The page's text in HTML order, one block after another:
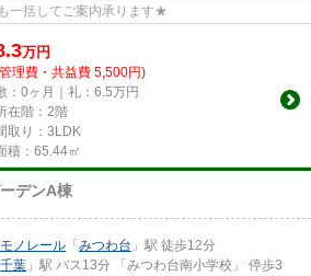
一括してご案内承ります★
万円
理費・共益費 5,500円)
：0ヶ月｜礼：6.5万円
在階：2階
取り：3LDK
積：65.44㎡
デンA棟
ノレール 「 みつわ台 」駅 徒歩12分
千葉 」駅 バス13分 「みつわ台南小学校」 停歩3